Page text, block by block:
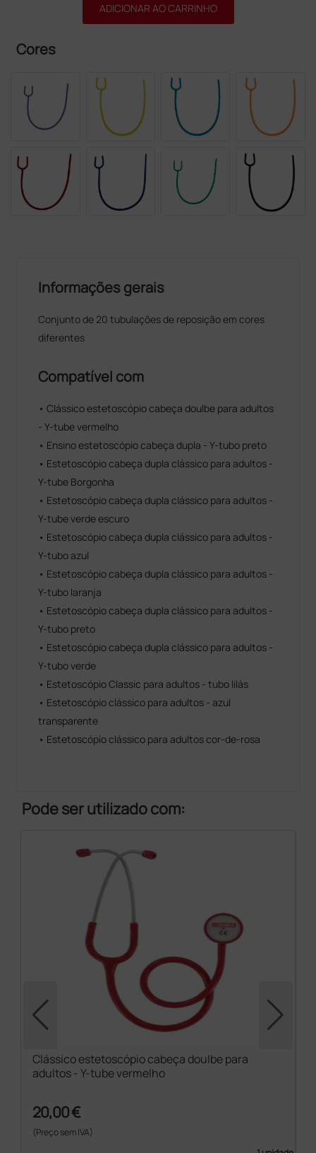
ADICIONAR AO CARRINHO
Cores
Informações gerais
Conjunto de 20 tubulações de reposição em cores
diferentes
Compatível com
• Clássico estetoscópio cabeça doulbe para adultos
- Y-tube vermelho
• Ensino estetoscópio cabeça dupla - Y-tubo preto
• Estetoscópio cabeça dupla clássico para adultos -
Y-tube Borgonha
• Estetoscópio cabeça dupla clássico para adultos -
Y-tube verde escuro
• Estetoscópio cabeça dupla clássico para adultos -
Y-tubo azul
• Estetoscópio cabeça dupla clássico para adultos -
Y-tubo laranja
• Estetoscópio cabeça dupla clássico para adultos -
Y-tubo preto
• Estetoscópio cabeça dupla clássico para adultos -
Y-tubo verde
• Estetoscópio Classic para adultos - tubo lilás
• Estetoscópio clássico para adultos - azul
transparente
• Estetoscópio clássico para adultos cor-de-rosa
Pode ser utilizado com:
Clássico estetoscópio cabeça doulbe para
adultos - Y-tube vermelho
20,00 €
(Preço sem IVA)